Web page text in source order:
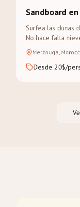
Sandboard
Surfea las dunas
No hace falta
de aventura.
Merzouga,
Desde 20$/